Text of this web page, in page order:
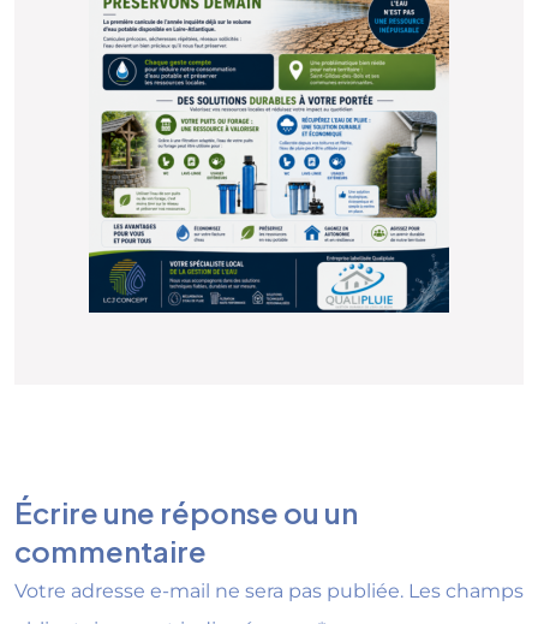
Écrire une réponse ou un
commentaire
Votre adresse e-mail ne sera pas publiée. Les champs